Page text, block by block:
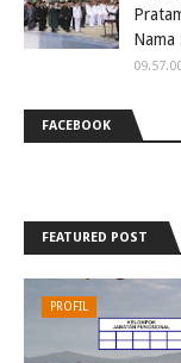
Nama
FACEBOOK
FEATURED POST
PROFIL